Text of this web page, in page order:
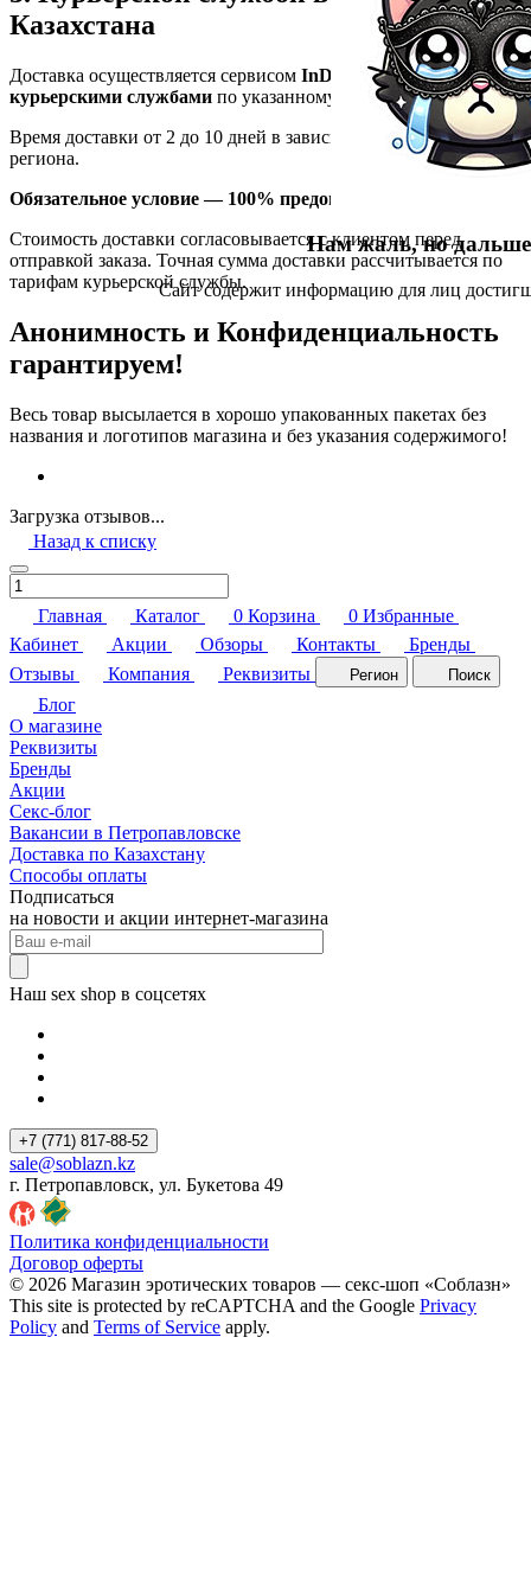
Казахстана
Доставка осуществляется сервисом InDrive илидругими
курьерскими службами по указанному вами адресу.
Время доставки от 2 до 10 дней в зависимости от удаленности
региона.
Обязательное условие — 100% предоплата за товар.
Стоимость доставки согласовывается с клиентом перед
отправкой заказа. Точная сумма доставки рассчитывается по
тарифам курьерской службы.
Анонимность и Конфиденциальность
гарантируем!
Весь товар высылается в хорошо упакованных пакетах без
названия и логотипов магазина и без указания содержимого!
Загрузка отзывов...
Назад к списку
Главная Каталог 0 Корзина 0 Избранные
Кабинет
Акции Обзоры Контакты
Бренды
Отзывы
Компания Реквизиты Регион Поиск
Блог
О магазине
Реквизиты
Бренды
Акции
Секс-блог
Вакансии в Петропавловске
Доставка по Казахстану
Способы оплаты
Подписаться
на новости и акции интернет-магазина
Наш sex shop в соцсетях
+7 (771) 817-88-52
sale@soblazn.kz
г. Петропавловск, ул. Букетова 49
Политика конфиденциальности
Договор оферты
© 2026 Магазин эротических товаров — секс-шоп «Соблазн»
This site is protected by reCAPTCHA and the Google Privacy
Policy and Terms of Service apply.
Нам жаль, но дальше
Сайт содержит информацию для лиц